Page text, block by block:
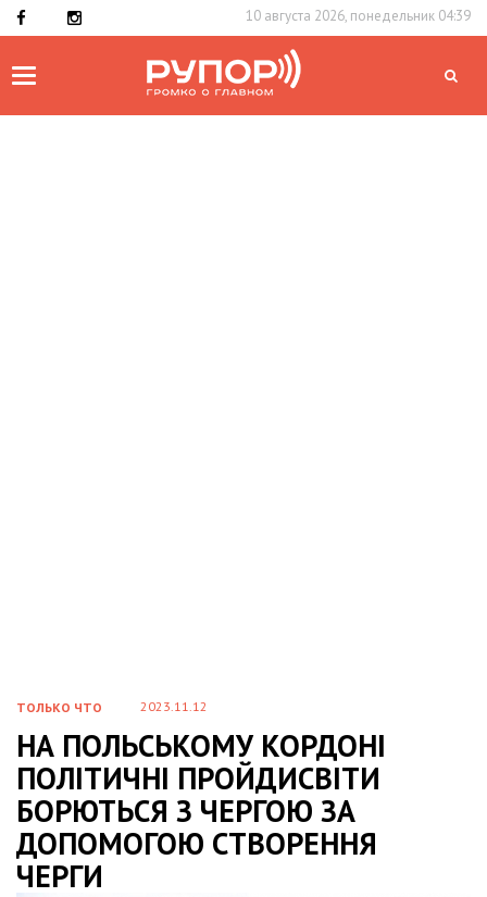
10 августа 2026, понедельник 04:39
Toggle
ТОЛЬКО ЧТО 2023.11.12
НА ПОЛЬСЬКОМУ КОРДОНІ
ПОЛІТИЧНІ ПРОЙДИСВІТИ
БОРЮТЬСЯ З ЧЕРГОЮ ЗА
ДОПОМОГОЮ СТВОРЕННЯ
ЧЕРГИ